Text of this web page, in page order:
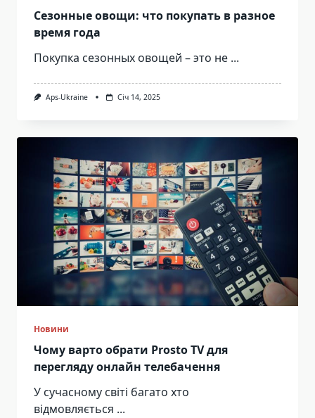
Сезонные овощи: что покупать в разное
время года
Покупка сезонных овощей – это не ...
Aps-Ukraine Січ 14, 2025
Новини
Чому варто обрати Prosto TV для
перегляду онлайн телебачення
У сучасному світі багато хто
відмовляється ...